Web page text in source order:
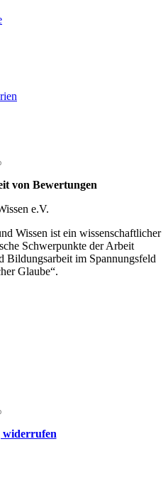
von Bewertungen
e.V.
Wissen ist ein wissenschaftlicher
Schwerpunkte der Arbeit
Bildungsarbeit im Spannungsfeld
Glaube“.
widerrufen